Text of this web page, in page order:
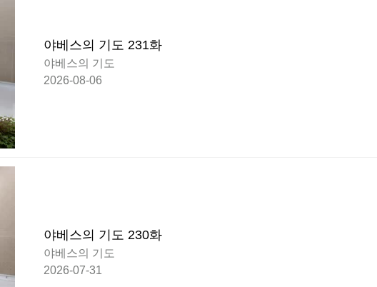
야베스의 기도 231화
야베스의 기도
2026-08-06
야베스의 기도 230화
야베스의 기도
2026-07-31